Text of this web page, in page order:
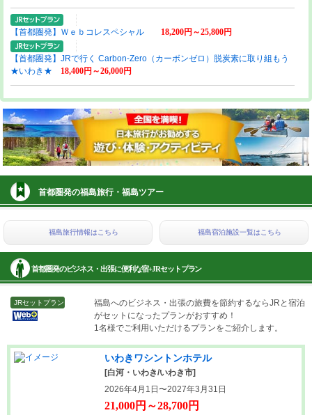
【首都圏発】Ｗｅｂコレスペシャル 18,200円～25,800円
【首都圏発】JRで行く Carbon-Zero（カーボンゼロ）脱炭素に取り組もう
★いわき★
18,400円～26,000円
首都圏発の福島旅行・福島ツアー
福島旅行情報はこちら 福島宿泊施設一覧はこちら
首都圏発のビジネス・出張に便利な宿+JRセットプラン
JRセットプラン
福島へのビジネス・出張の旅費を節約するならJRと宿泊
がセットになったプランがおすすめ！
1名様でご利用いただけるプランをご紹介します。
いわきワシントンホテル
[白河・いわき/いわき市]
2026年4月1日〜2027年3月31日
21,000円～28,700円